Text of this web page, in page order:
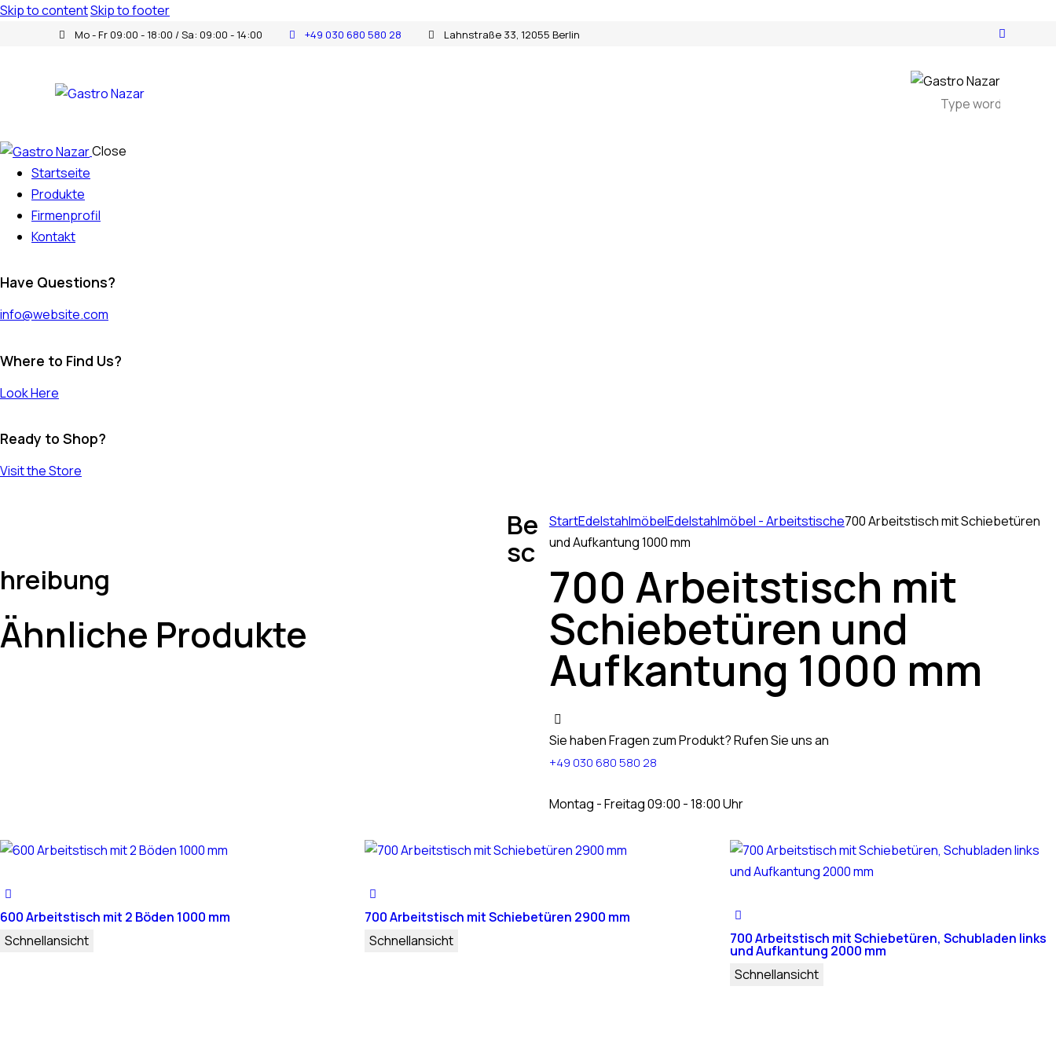
Skip to contentSkip to footer
Mo - Fr 09:00 - 18:00 / Sa: 09:00 - 14:00 +49 030 680 580 28 Lahnstraße 33, 12055 Berlin
Close
Startseite
Produkte
Firmenprofil
Kontakt
Have Questions?
info@website.com
Where to Find Us?
Look Here
Ready to Shop?
Visit the Store
StartEdelstahlmöbelEdelstahlmöbel - Arbeitstische700 Arbeitstisch mit Schiebetüren
und Aufkantung 1000 mm
700 Arbeitstisch mit
Schiebetüren und
Aufkantung 1000 mm
Sie haben Fragen zum Produkt? Rufen Sie uns an
+49 030 680 580 28
Montag - Freitag 09:00 - 18:00 Uhr
Be
sc
hreibung
Ähnliche Produkte
600 Arbeitstisch mit 2 Böden 1000 mm
Schnellansicht
700 Arbeitstisch mit Schiebetüren 2900 mm
Schnellansicht
700 Arbeitstisch mit Schiebetüren, Schubladen links
und Aufkantung 2000 mm
Schnellansicht